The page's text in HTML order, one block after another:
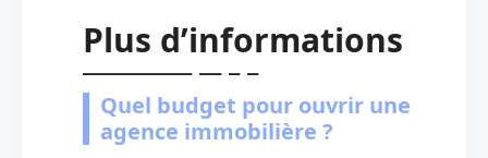
Plus d’informations
Quel budget pour ouvrir une
agence immobilière ?